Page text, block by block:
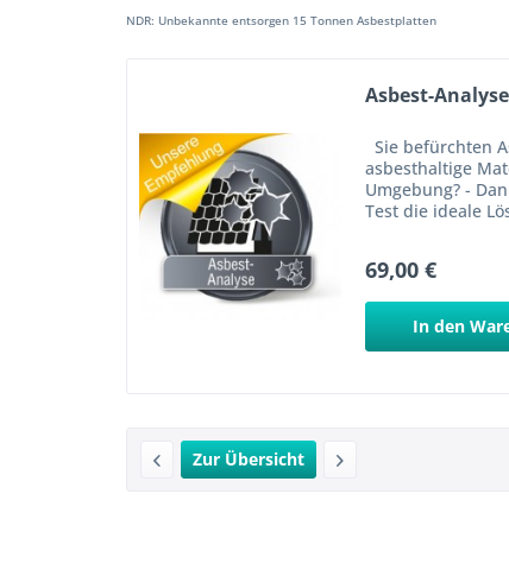
NDR: Unbekannte entsorgen 15 Tonnen Asbestplatten
Asbest-Analyse
Sie befürchten
asbesthaltige
Umgebung? -
Test die ideale
dank
69,00 €
In den
Zur Übersicht